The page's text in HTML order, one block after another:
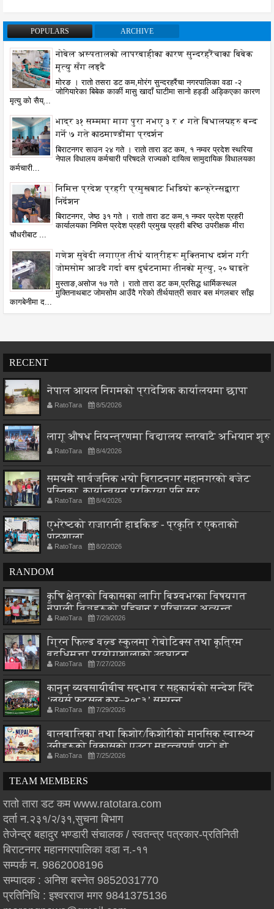
POPULARS ARCHIVE
नोबेल अस्पतालको लापरबाहीका कारण सुन्दरहरैंचाका बिबेक
मृत्यु सँग लड्दै
मोरङ । रातो तसरा डट कम,मोरंग सुन्दरहरैंचा नगरपालिका वडा -२
जोगियारेका बिबेक कार्की मासु खादाँ घाटीमा सानो हड्डी अड्किएका कारण
मृत्यु को सैय्...
भाद्र ३१ सम्ममा माग पुरा नभए ३ र ४ गते बिधालयहरु बन्द
गर्ने ७ गते काठमाण्डौंमा प्रदर्शन
बिराटनगर साउन २४ गते । रातो तारा डट कम, १ नम्वर प्रदेश स्थरिया
नेपाल विधालय कर्मचारी परिषदले राज्यको दायित्व सामुदायिक विधालयका
कर्मचारी...
निमित्त प्रदेश प्रहरी प्रमुखबाट भिडियो कन्फ्रेन्सद्वारा
निर्देशन
बिराटनगर, जेष्ठ ३१ गते । रातो तारा डट कम,१ नम्वर प्रदेश प्रहरी
कार्यालयका निमित्त प्रदेश प्रहरी प्रमुख प्रहरी बरिष्ठ उपरीक्षक मीरा
चौधरीबाट ...
गणेश सुवेदी लगाएत तीर्थ यात्रीहरू मुक्तिनाथ दर्शन गरी
जोमसोम आउदै गर्दा बस दुर्घटनामा तीनको मृत्यु, २० घाइते
मुस्ताङ,असोज १७ गते । रातो तारा डट कम,प्रसिद्ध धार्मिकस्थल
मुक्तिनाथबाट जोमसोम आउँदै गरेको तीर्थयात्री सवार बस मंगलबार साँझ
कागबेनीमा द...
RECENT
नेपाल आयल निगमको प्रादेशिक कार्यालयमा छापा
RatoTara 8/5/2026
लागू औषध नियन्त्रणमा विद्यालय स्तरबाटै अभियान शुरु
RatoTara 8/4/2026
समयमै सार्वजनिक भयो विराटनगर महानगरको बजेट
पुस्तिका, कार्यान्वयन प्रक्रिया पनि सुरु
RatoTara 8/4/2026
एभरेष्टको राजारानी हाइकिङ - प्रकृति र एकताको
पाठशाला
RatoTara 8/2/2026
RANDOM
कृषि क्षेत्रको विकासका लागि बिश्वभरका विषयगत
नेपाली विज्ञहरूको पहिचान र परिचालन अत्यन्त
आवश्यक : मन्त्री चौधरी
RatoTara 7/29/2026
ग्रिन फिल्ड वल्र्ड स्कुलमा रोबोटिक्स तथा कृत्रिम
बुद्धिमत्ता प्रयोगशालाको उद्घाटन
RatoTara 7/27/2026
कानुन व्यवसायीबीच सद्भाव र सहकार्यको सन्देश दिँदै
‘लयर्स फुटसल कप–२०८३’ सम्पन्न
RatoTara 7/29/2026
बालबालिका तथा किशोर/किशोरीको मानसिक स्वास्थ्य
उनीहरूको विकासको एउटा महत्त्वपूर्ण पाटो हो
RatoTara 7/25/2026
TEAM MEMBERS
रातो तारा डट कम www.ratotara.com
दर्ता न.२३१/२/३१,सुचना बिभाग
तेजेन्द्र बहादुर भण्डारी संचालक / स्वतन्त्र पत्रकार-प्रतिनिती
बिराटनगर महानगरपालिका वडा न.-११
सम्पर्क न. 9862008196
सम्पादक : अनिश बस्नेत 9852031770
प्रतिनिधि : इश्वरराज मगर 9841375136